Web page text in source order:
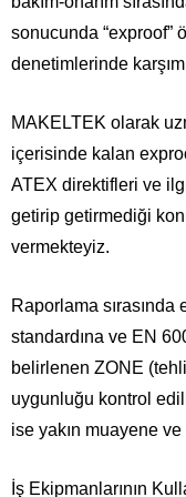
sonucunda “exproof”
denetimlerinde
MAKELTEK olarak
içerisinde kalan
ATEX direktifleri ve
getirip getirmediği
vermekteyiz.
Raporlama
standardına ve EN
belirlenen ZONE
uygunluğu kontrol
ise yakın muayene
İş Ekipmanlarının